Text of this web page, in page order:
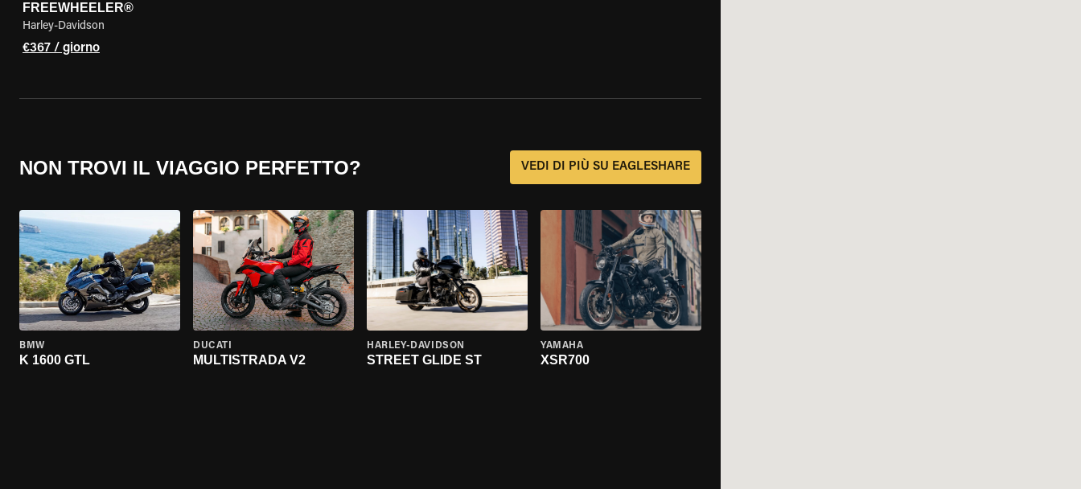
FREEWHEELER®
Harley-Davidson
€367 / giorno
NON TROVI IL VIAGGIO PERFETTO? VEDI DI PIÙ SU EAGLESHARE
BMW
K 1600 GTL
DUCATI
MULTISTRADA V2
HARLEY-DAVIDSON
STREET GLIDE ST
YAMAHA
XSR700